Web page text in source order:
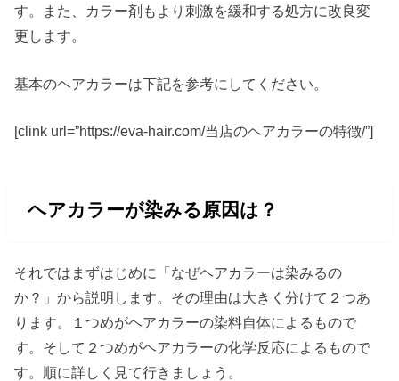
す。また、カラー剤もより刺激を緩和する処方に改良変
更します。
基本のヘアカラーは下記を参考にしてください。
[clink url=”https://eva-hair.com/当店のヘアカラーの特徴/”]
ヘアカラーが染みる原因は？
それではまずはじめに「なぜヘアカラーは染みるの
か？」から説明します。その理由は大きく分けて２つあ
ります。１つめがヘアカラーの染料自体によるもので
す。そして２つめがヘアカラーの化学反応によるもので
す。順に詳しく見て行きましょう。